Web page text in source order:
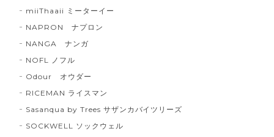
miiThaaii ミーターイー
NAPRON ナプロン
NANGA ナンガ
NOFL ノフル
Odour オウダー
RICEMAN ライスマン
Sasanqua by Trees サザンカバイツリーズ
SOCKWELL ソックウェル